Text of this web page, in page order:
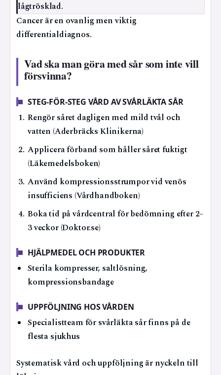
lågtrösklad.
Cancer är en ovanlig men viktig
differentialdiagnos.
Vad ska man göra med sår som inte vill
försvinna?
STEG-FÖR-STEG VÅRD AV SVÅRLÄKTA SÅR
Rengör såret dagligen med mild tvål och
vatten (Aderbräcks Klinikerna)
Applicera förband som håller såret fuktigt
(Läkemedelsboken)
Använd kompressionsstrumpor vid venös
insufficiens (Vårdhandboken)
Boka tid på vårdcentral för bedömning efter 2–
3 veckor (Doktor.se)
HJÄLPMEDEL OCH PRODUKTER
Sterila kompresser, saltlösning,
kompressionsbandage
UPPFÖLJNING HOS VÅRDEN
Specialistteam för svårläkta sår finns på de
flesta sjukhus
Systematisk vård och uppföljning är nyckeln till